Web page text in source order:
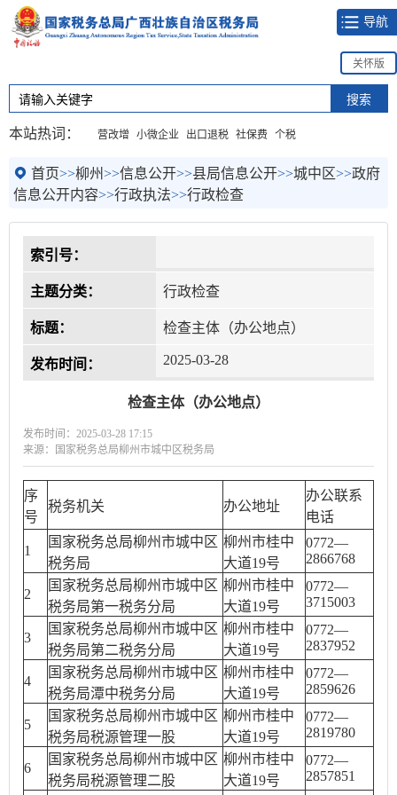
导航
关怀版
本站热词： 营改增 小微企业 出口退税 社保费 个税
首页>>柳州>>信息公开>>县局信息公开>>城中区>>政府
信息公开内容>>行政执法>>行政检查
索引号：
主题分类： 行政检查
标题： 检查主体（办公地点）
发布时间： 2025-03-28
检查主体（办公地点）
发布时间：2025-03-28 17:15
来源：国家税务总局柳州市城中区税务局
序
号
税务机关 办公地址
办公联系
电话
1
国家税务总局柳州市城中区
税务局
柳州市桂中
大道19号
0772—
2866768
2
国家税务总局柳州市城中区
税务局第一税务分局
柳州市桂中
大道19号
0772—
3715003
3
国家税务总局柳州市城中区
税务局第二税务分局
柳州市桂中
大道19号
0772—
2837952
4
国家税务总局柳州市城中区
税务局潭中税务分局
柳州市桂中
大道19号
0772—
2859626
5
国家税务总局柳州市城中区
税务局税源管理一股
柳州市桂中
大道19号
0772—
2819780
6
国家税务总局柳州市城中区
税务局税源管理二股
柳州市桂中
大道19号
0772—
2857851